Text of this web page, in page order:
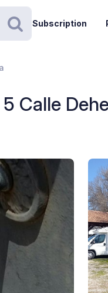
Search
Subscription
Calle